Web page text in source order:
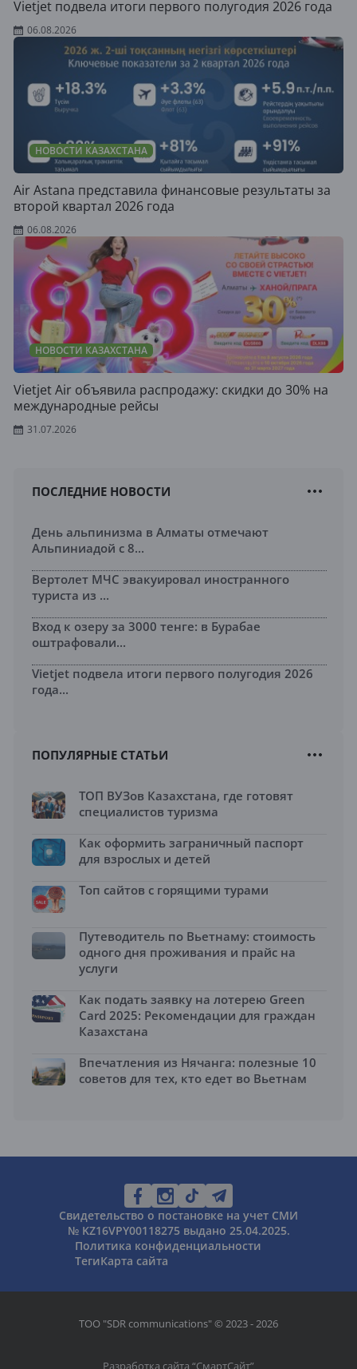
Vietjet подвела итоги первого полугодия 2026 года
06.08.2026
НОВОСТИ КАЗАХСТАНА
Air Astana представила финансовые результаты за
второй квартал 2026 года
06.08.2026
НОВОСТИ КАЗАХСТАНА
Vietjet Air объявила распродажу: скидки до 30% на
международные рейсы
31.07.2026
ПОСЛЕДНИЕ НОВОСТИ
День альпинизма в Алматы отмечают
Альпиниадой с 8...
Вертолет МЧС эвакуировал иностранного
туриста из ...
Вход к озеру за 3000 тенге: в Бурабае
оштрафовали...
Vietjet подвела итоги первого полугодия 2026
года...
ПОПУЛЯРНЫЕ СТАТЬИ
ТОП ВУЗов Казахстана, где готовят
специалистов туризма
Как оформить заграничный паспорт
для взрослых и детей
Топ сайтов с горящими турами
Путеводитель по Вьетнаму: стоимость
одного дня проживания и прайс на
услуги
Как подать заявку на лотерею Green
Card 2025: Рекомендации для граждан
Казахстана
Впечатления из Нячанга: полезные 10
советов для тех, кто едет во Вьетнам
Свидетельство о постановке на учет СМИ
№ KZ16VPY00118275 выдано 25.04.2025.
Политика конфиденциальности
ТегиКарта сайта
ТОО "SDR communications" © 2023 - 2026
Разработка сайта “СмартСайт”